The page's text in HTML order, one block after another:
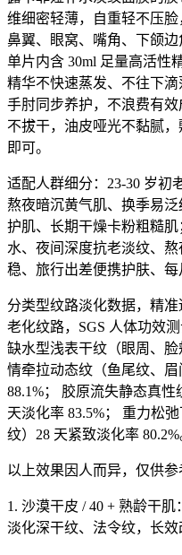
维细密轻薄，自重轻不压脸
鼻翼、眼窝、嘴角、下颌边
单片内含 30ml 足量高活性
精华不快速蒸发、不往下滴
手肘同步养护，不浪费有
不拔干，油皮哑光不黏腻
即可。
适配人群细分：23-30 岁初
熬夜暗沉黄气肌、换季易
护肌、长期干燥卡粉粗糙
水、夜间深度抗老淡纹、
稳、旅行出差便携护肤、每
分类型纹路淡化数据，精
老化纹路，SGS 人体功效
缺水型浅表干纹（眼周、脸
情牵拉动态纹（鱼尾纹、
88.1%； 胶原流失静态真
天淡化率 83.5%； 重力松
纹）28 天紧致淡化率 80.2%
以上效果因人而异，仅供参
1. 沙漠干皮 / 40 + 熟龄干
淡化深干纹、法令纹，长效